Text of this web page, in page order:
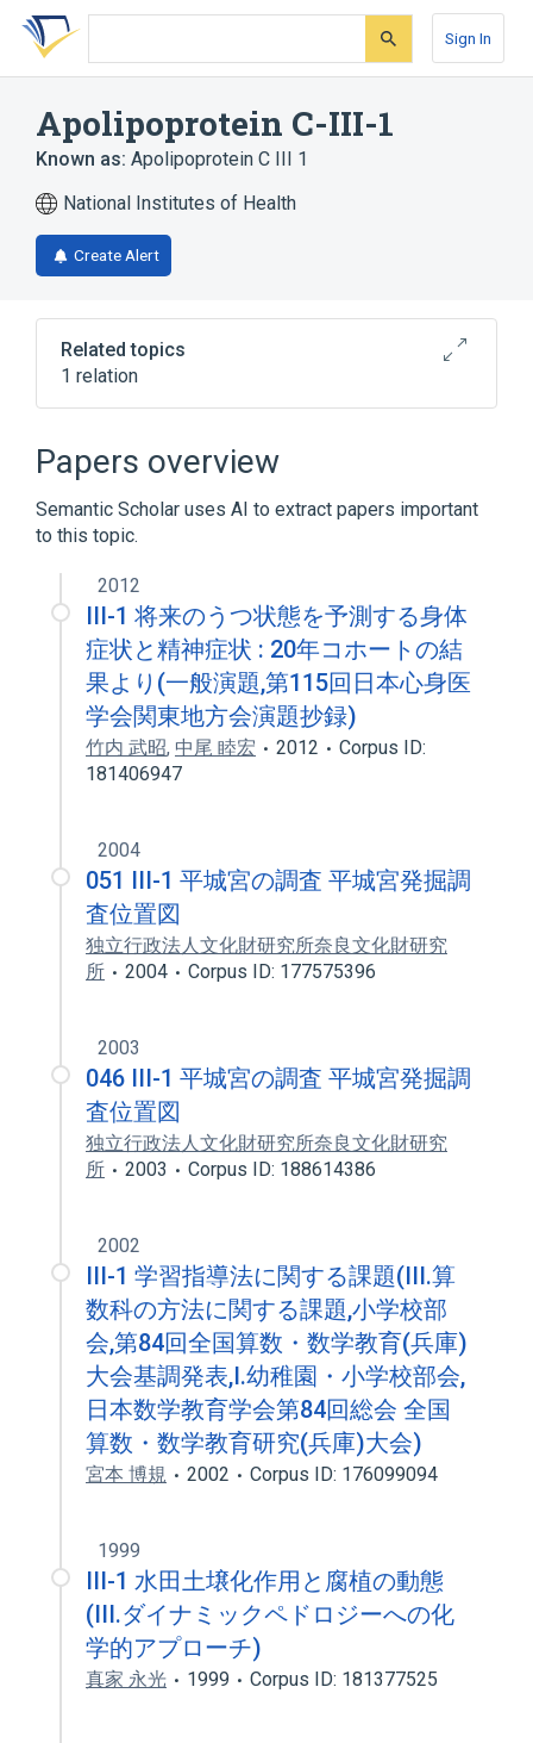
Skip
search
Skip
Skip
account
Sign In
Apolipoprotein C-III-1
Known as: Apolipoprotein C III 1
National Institutes of Health
Create Alert
Related topics
1 relation
Papers overview
Semantic Scholar uses AI to extract papers important
to this topic.
2012
III-1 将来のうつ状態を予測する身体
症状と精神症状 : 20年コホートの結
果より(一般演題,第115回日本心身医
学会関東地方会演題抄録)
竹内 武昭, 中尾 睦宏 2012
Corpus ID:
181406947
2004
051 III-1 平城宮の調査 平城宮発掘調
査位置図
独立行政法人文化財研究所奈良文化財研究
所
2004 Corpus ID: 177575396
2003
046 III-1 平城宮の調査 平城宮発掘調
査位置図
独立行政法人文化財研究所奈良文化財研究
所
2003 Corpus ID: 188614386
2002
III-1 学習指導法に関する課題(III.算
数科の方法に関する課題,小学校部
会,第84回全国算数・数学教育(兵庫)
大会基調発表,I.幼稚園・小学校部会,
日本数学教育学会第84回総会 全国
算数・数学教育研究(兵庫)大会)
宮本 博規 2002 Corpus ID: 176099094
1999
III-1 水田土壌化作用と腐植の動態
(III.ダイナミックペドロジーへの化
学的アプローチ)
真家 永光 1999 Corpus ID: 181377525